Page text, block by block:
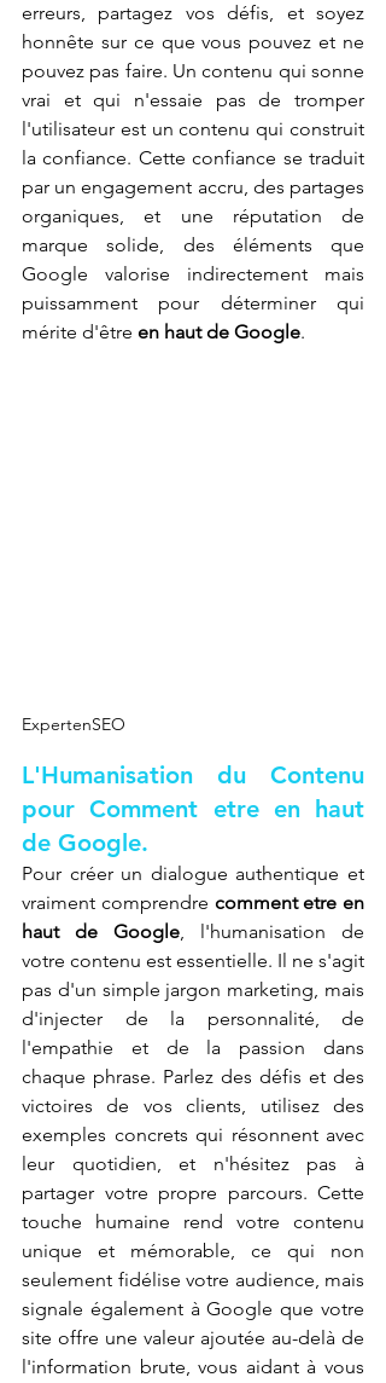
erreurs, partagez vos défis, et soyez
honnête sur ce que vous pouvez et ne
pouvez pas faire. Un contenu qui sonne
vrai et qui n'essaie pas de tromper
l'utilisateur est un contenu qui construit
la confiance. Cette confiance se traduit
par un engagement accru, des partages
organiques, et une réputation de
marque solide, des éléments que
Google valorise indirectement mais
puissamment pour déterminer qui
mérite d'être en haut de Google.
ExpertenSEO
L'Humanisation du Contenu
pour Comment etre en haut
de Google.
Pour créer un dialogue authentique et
vraiment comprendre comment etre en
haut de Google, l'humanisation de
votre contenu est essentielle. Il ne s'agit
pas d'un simple jargon marketing, mais
d'injecter de la personnalité, de
l'empathie et de la passion dans
chaque phrase. Parlez des défis et des
victoires de vos clients, utilisez des
exemples concrets qui résonnent avec
leur quotidien, et n'hésitez pas à
partager votre propre parcours. Cette
touche humaine rend votre contenu
unique et mémorable, ce qui non
seulement fidélise votre audience, mais
signale également à Google que votre
site offre une valeur ajoutée au-delà de
l'information brute, vous aidant à vous